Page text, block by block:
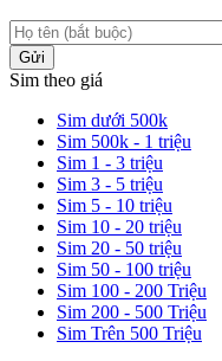
Gửi
Sim theo giá
Sim dưới 500k
Sim 500k - 1 triệu
Sim 1 - 3 triệu
Sim 3 - 5 triệu
Sim 5 - 10 triệu
Sim 10 - 20 triệu
Sim 20 - 50 triệu
Sim 50 - 100 triệu
Sim 100 - 200 Triệu
Sim 200 - 500 Triệu
Sim Trên 500 Triệu